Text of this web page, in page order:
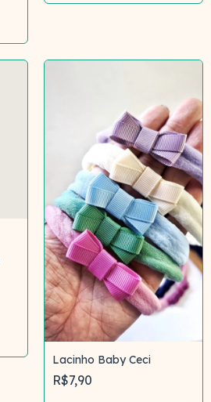
Lacinho Baby Ceci
R$7,90